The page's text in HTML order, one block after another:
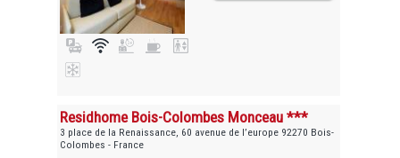
Residhome Bois-Colombes Monceau ***
3 place de la Renaissance, 60 avenue de l’europe 92270 Bois-
Colombes - France